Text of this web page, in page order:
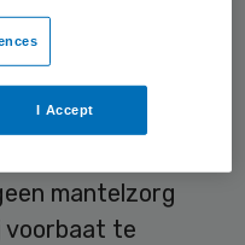
om extra hand-
mantelzorg
voorbaat te
I Accept